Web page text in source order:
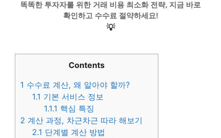
똑똑한 투자자를 위한 거래 비용 최소화 전략, 지금 바로
확인하고 수수료 절약하세요!
💡
Contents
1 수수료 계산, 왜 알아야 할까?
1.1 기본 서비스 정보
1.1.1 핵심 특징
2 계산 과정, 차근차근 따라 해보기
2.1 단계별 계산 방법